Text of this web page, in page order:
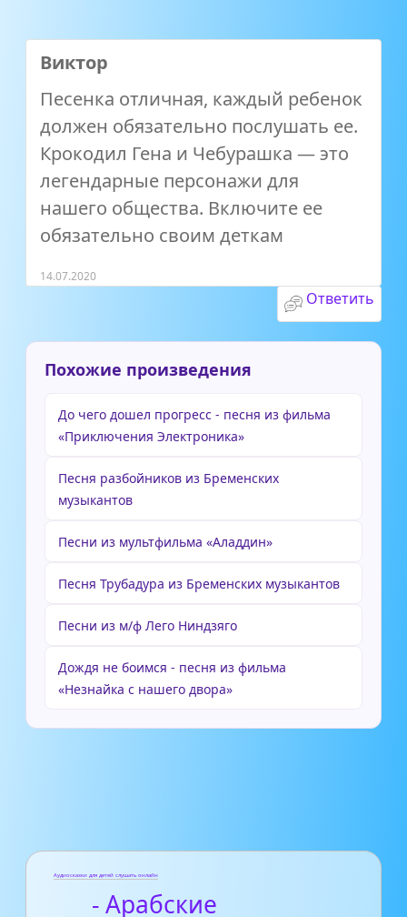
Виктор
Песенка отличная, каждый ребенок
должен обязательно послушать ее.
Крокодил Гена и Чебурашка — это
легендарные персонажи для
нашего общества. Включите ее
обязательно своим деткам
14.07.2020
Ответить
Похожие произведения
До чего дошел прогресс - песня из фильма
«Приключения Электроника»
Песня разбойников из Бременских
музыкантов
Песни из мультфильма «Аладдин»
Песня Трубадура из Бременских музыкантов
Песни из м/ф Лего Ниндзяго
Дождя не боимся - песня из фильма
«Незнайка с нашего двора»
Аудиосказки для детей слушать онлайн
- Арабские